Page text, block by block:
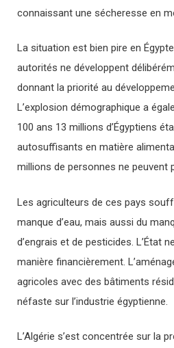
connaissant une sécheresse en
La situation est bien pire en
autorités ne développent
donnant la priorité au
L’explosion démographique a
100 ans 13 millions d’Égyptiens
autosuffisants en matière
millions de personnes ne peuvent
Les agriculteurs de ces pays
manque d’eau, mais aussi du
d’engrais et de pesticides. L’État
manière financièrement.
agricoles avec des bâtiments
néfaste sur l’industrie égyptienne.
L’Algérie s’est concentrée sur la